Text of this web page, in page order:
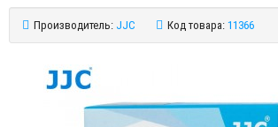
Производитель: JJC Код товара: 11366